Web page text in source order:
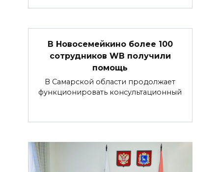
В Новосемейкино более 100
сотрудников WB получили
помощь
В Самарской области продолжает
функционировать консультационный